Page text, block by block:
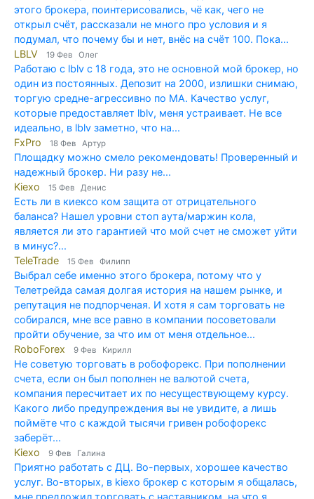
этого брокера, поинтерисовались, чё как, чего не
открыл счёт, рассказали не много про условия и я
подумал, что почему бы и нет, внёс на счёт 100. Пока...
LBLV
19 Фев Олег
Работаю с lblv с 18 года, это не основной мой брокер, но
один из постоянных. Депозит на 2000, излишки снимаю,
торгую средне-агрессивно по МА. Качество услуг,
которые предоставляет lblv, меня устраивает. Не все
идеально, в lblv заметно, что на...
FxPro
18 Фев Артур
Площадку можно смело рекомендовать! Проверенный и
надежный брокер. Ни разу не...
Kiexo
15 Фев Денис
Есть ли в киексо ком защита от отрицательного
баланса? Нашел уровни стоп аута/маржин кола,
является ли это гарантией что мой счет не сможет уйти
в минус?...
TeleTrade
15 Фев Филипп
Выбрал себе именно этого брокера, потому что у
Телетрейда самая долгая история на нашем рынке, и
репутация не подпорченая. И хотя я сам торговать не
собирался, мне все равно в компании посоветовали
пройти обучение, за что им от меня отдельное...
RoboForex
9 Фев Кирилл
Не советую торговать в робофорекс. При пополнении
счета, если он был пополнен не валютой счета,
компания пересчитает их по несуществующему курсу.
Какого либо предупреждения вы не увидите, а лишь
поймёте что с каждой тысячи гривен робофорекс
заберёт...
Kiexo
9 Фев Галина
Приятно работать с ДЦ. Во-первых, хорошее качество
услуг. Во-вторых, в kiexo брокер с которым я общалась,